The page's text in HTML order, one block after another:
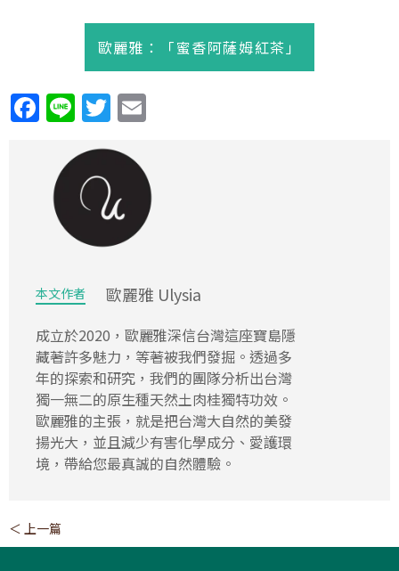
歐麗雅：「蜜香阿薩姆紅茶」
本文作者 歐麗雅 Ulysia
成立於2020，歐麗雅深信台灣這座寶島隱
藏著許多魅力，等著被我們發掘。透過多
年的探索和研究，我們的團隊分析出台灣
獨一無二的原生種天然土肉桂獨特功效。
歐麗雅的主張，就是把台灣大自然的美發
揚光大，並且減少有害化學成分、愛護環
境，帶給您最真誠的自然體驗。
＜ 上一篇